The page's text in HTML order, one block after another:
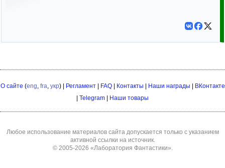
О сайте (eng, fra, укр) | Регламент| FAQ| Контакты Наши награды
ВКонтакте
Telegram Наши товары
Любое использование материалов сайта допускается только с указанием
активной ссылки на источник.
© 2005-2026 «Лаборатория Фантастики».